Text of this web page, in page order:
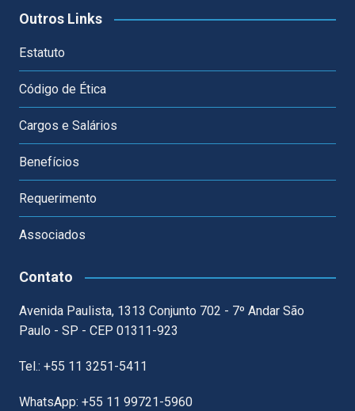
Outros Links
Estatuto
Código de Ética
Cargos e Salários
Benefícios
Requerimento
Associados
Contato
Avenida Paulista, 1313 Conjunto 702 - 7º Andar São
Paulo - SP - CEP 01311-923
Tel.: +55 11 3251-5411
WhatsApp: +55 11 99721-5960